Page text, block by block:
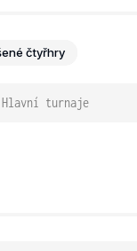
čtyřhry
Hlavní turnaje